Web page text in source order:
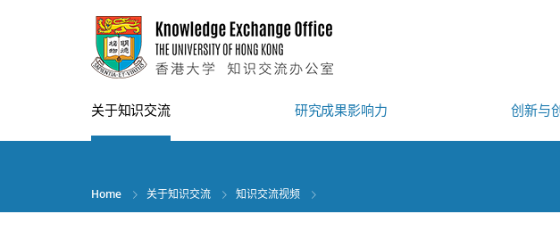
关于知识交流 研究成果影响力 创新与
Home 关于知识交流 知识交流视频